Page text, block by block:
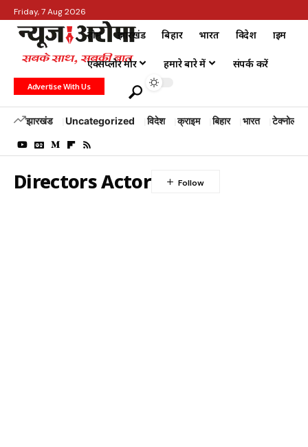
Friday, 7 Aug 2026
होम झारखंड बिहार भारत विदेश क्राइम
एक्सप्लोर मोर हमारे बारे में संपर्क करें
Advertise With Us
झारखंड Uncategorized विदेश क्राइम बिहार भारत टेक्नोलॉजी
Directors Actor